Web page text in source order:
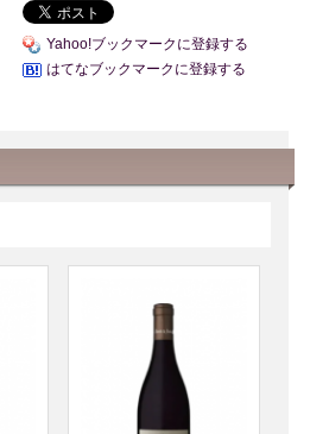
Yahoo!ブックマークに登録する
はてなブックマークに登録する